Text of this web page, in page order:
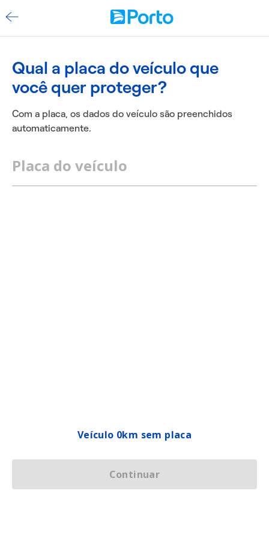
Qual a placa do veículo que
você quer proteger?
Com a placa, os dados do veículo são preenchidos
automaticamente.
Placa do veículo
Veículo 0km sem placa
Continuar